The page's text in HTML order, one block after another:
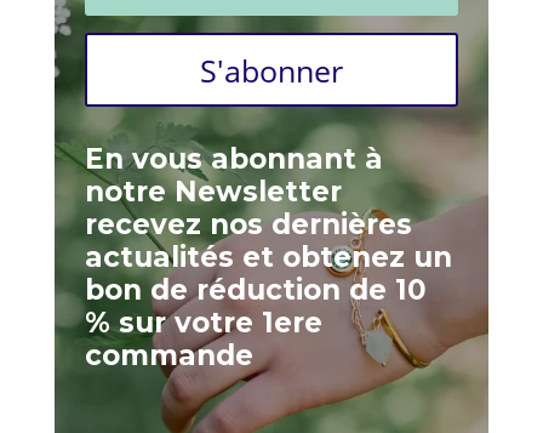
S'abonner
En vous abonnant à
notre Newsletter
recevez nos dernières
actualités et obtenez un
bon de réduction de 10
% sur votre 1ere
commande